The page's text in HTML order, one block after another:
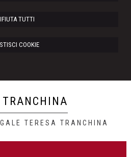
TUTTI
COOKIE
TRANCHINA
TERESA TRANCHINA